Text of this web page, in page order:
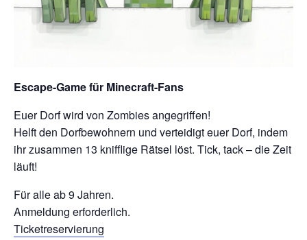
Escape-Game für Minecraft-Fans
Euer Dorf wird von Zombies angegriffen!
Helft den Dorfbewohnern und verteidigt euer Dorf, indem
ihr zusammen 13 knifflige Rätsel löst. Tick, tack – die Zeit
läuft!
Für alle ab 9 Jahren.
Anmeldung erforderlich.
Ticketreservierung